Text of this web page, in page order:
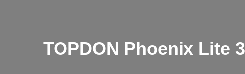
TOPDON Phoenix Lite 3